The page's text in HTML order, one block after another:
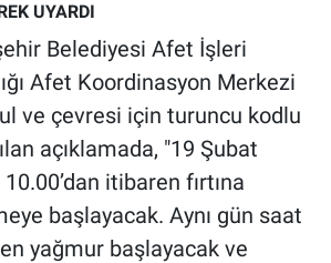
UYARDI
Belediyesi Afet İşleri
Afet Koordinasyon Merkezi
ve çevresi için turuncu kodlu
açıklamada, "19 Şubat
itibaren fırtına
başlayacak. Aynı gün saat
yağmur başlayacak ve